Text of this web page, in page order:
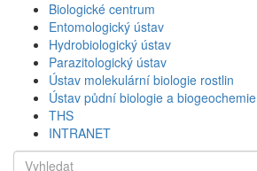
Biologické centrum
Entomologický ústav
Hydrobiologický ústav
Parazitologický ústav
Ústav molekulární biologie rostlin
Ústav půdní biologie a biogeochemie
THS
INTRANET